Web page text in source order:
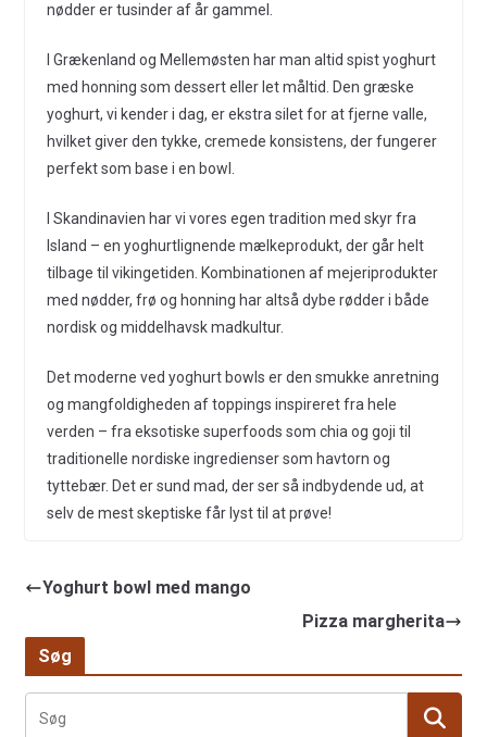
nødder er tusinder af år gammel.
I Grækenland og Mellemøsten har man altid spist yoghurt
med honning som dessert eller let måltid. Den græske
yoghurt, vi kender i dag, er ekstra silet for at fjerne valle,
hvilket giver den tykke, cremede konsistens, der fungerer
perfekt som base i en bowl.
I Skandinavien har vi vores egen tradition med skyr fra
Island – en yoghurtlignende mælkeprodukt, der går helt
tilbage til vikingetiden. Kombinationen af mejeriprodukter
med nødder, frø og honning har altså dybe rødder i både
nordisk og middelhavsk madkultur.
Det moderne ved yoghurt bowls er den smukke anretning
og mangfoldigheden af toppings inspireret fra hele
verden – fra eksotiske superfoods som chia og goji til
traditionelle nordiske ingredienser som havtorn og
tyttebær. Det er sund mad, der ser så indbydende ud, at
selv de mest skeptiske får lyst til at prøve!
Yoghurt bowl med mango
Pizza margherita
Søg